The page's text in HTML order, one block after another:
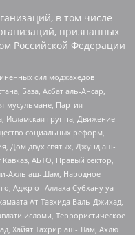
в том числе
признанных
Российской Федерации
сил моджахедов
База, Асбат аль-Ансар,
мусульмане, Партия
Исламская группа, Движение
социальных реформ,
Дом двух святых, Джунд аш-
АБТО, Правый сектор,
Ахль аш-Шам, Народное
Аджр от Аллаха Субхану уа
Ат-Тавхида Валь-Джихад,
исломи, Террористическое
Хайят Тахрир аш-Шам, Ахлю